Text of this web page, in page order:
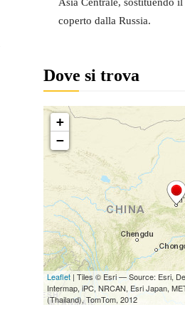
coperto dalla Russia.
Dove si trova